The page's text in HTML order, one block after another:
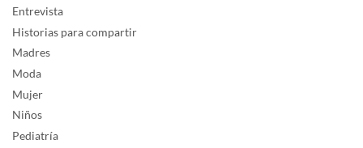
Entrevista
Historias para compartir
Madres
Moda
Mujer
Niños
Pediatría